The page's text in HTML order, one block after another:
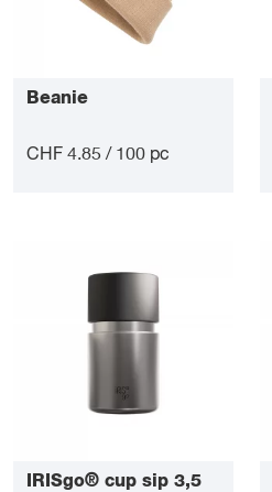
Beanie
CHF 4.85 / 100 pc
IRISgo® cup sip 3,5